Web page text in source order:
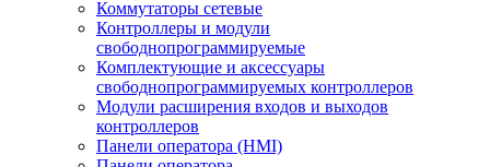
Коммутаторы сетевые
Контроллеры и модули
свободнопрограммируемые
Комплектующие и аксессуары
свободнопрограммируемых контроллеров
Модули расширения входов и выходов
контроллеров
Панели оператора (HMI)